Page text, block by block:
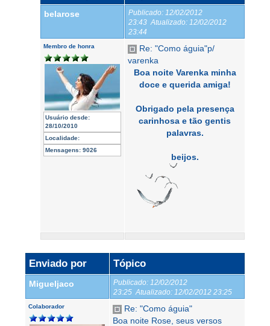
belarose Publicado: 12/02/2012
23:43 Atualizado: 12/02/2012
23:44
Membro de honra
Usuário desde:
28/10/2010
Localidade:
Mensagens: 9026
Re: "Como águia"p/
varenka
Boa noite Varenka minha
doce e querida amiga!
Obrigado pela presença
carinhosa e tão gentis
palavras.
beijos.
Enviado por Tópico
Migueljaco Publicado: 12/02/2012
23:25 Atualizado: 12/02/2012 23:25
Colaborador
Re: "Como águia"
Boa noite Rose, seus versos